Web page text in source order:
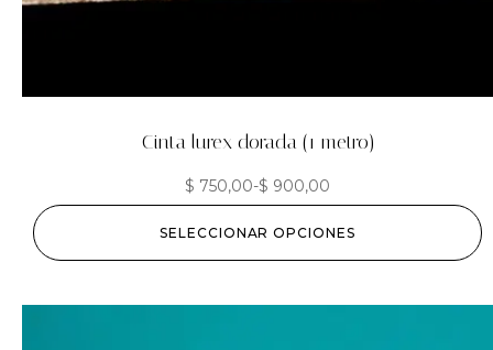
Cinta lurex dorada (1 metro)
$ 750,00-$ 900,00
SELECCIONAR OPCIONES